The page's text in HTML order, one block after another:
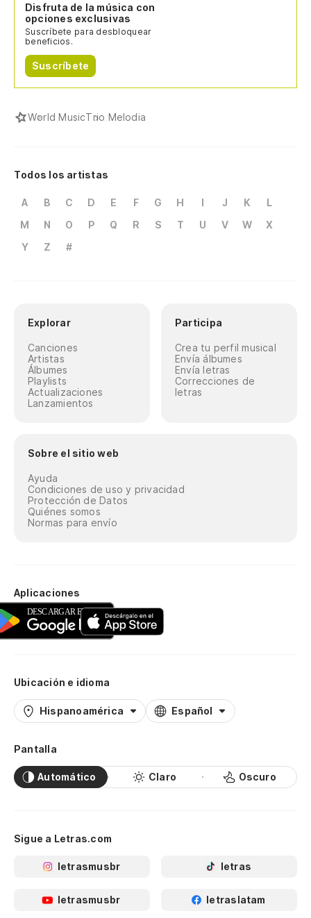
Disfruta de la música con
opciones exclusivas
Suscríbete para desbloquear
beneficios.
Suscríbete
World MusicTrio Melodia
Todos los artistas
A B C D E F G H I J K
L
M
N O P Q R S T U V W
X
Y
Z #
Explorar
Canciones
Artistas
Álbumes
Playlists
Actualizaciones
Lanzamientos
Participa
Crea tu perfil musical
Envía álbumes
Envía letras
Correcciones de
letras
Sobre el sitio web
Ayuda
Condiciones de uso y privacidad
Protección de Datos
Quiénes somos
Normas para envío
Aplicaciones
Ubicación e idioma
Hispanoamérica Español
Pantalla
Automático Claro Oscuro
Sigue a Letras.com
letrasmusbr letras
letrasmusbr letraslatam